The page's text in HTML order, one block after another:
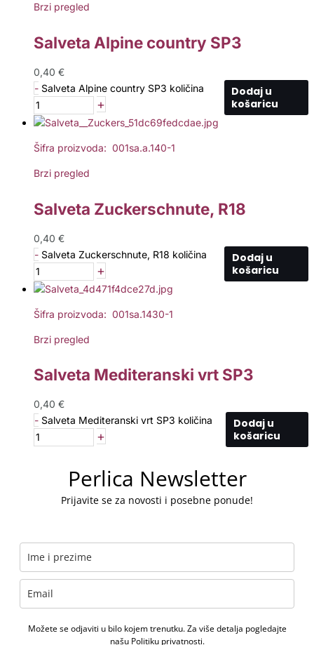
Brzi pregled
Salveta Alpine country SP3
0,40 €
- Salveta Alpine country SP3 količina
+
Dodaj u
košaricu
Šifra proizvoda: 001sa.a.140-1
Brzi pregled
Salveta Zuckerschnute, R18
0,40 €
- Salveta Zuckerschnute, R18 količina
+
Dodaj u
košaricu
Šifra proizvoda: 001sa.1430-1
Brzi pregled
Salveta Mediteranski vrt SP3
0,40 €
- Salveta Mediteranski vrt SP3 količina
+
Dodaj u
košaricu
Perlica Newsletter
Prijavite se za novosti i posebne ponude!
Možete se odjaviti u bilo kojem trenutku. Za više detalja pogledajte
našu Politiku privatnosti.